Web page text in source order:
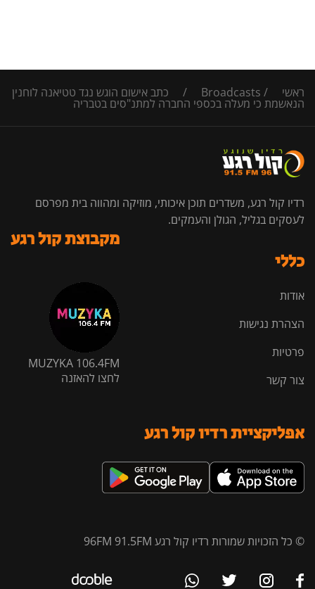
ראשי /
Broadcasts
/ כתב אישום הוגש נגד טטיאנה לוחנין
הנאשמת כי מעלה בכספי החברה למתנ"סים בטבריה
רדיו קול רגע, משדרים תוכן איכותי, מוזיקה ומהווה בית מפרסם
לעסקים בגליל, הגולן והעמקים.
כללי
אודות
הצהרת נגישות
פרטיות
צור קשר
מקבוצת קול רגע
MUZYKA 106.4FM
לחצו להאזנה
אפליקציית רדיו קול רגע
© כל הזכויות שמורות רדיו קול רגע 96FM 91.5FM